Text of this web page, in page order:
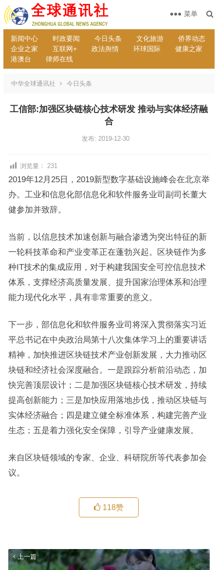
新闻中心 时政要闻 今日头条 文化旅游
侨界动态
企业之家
互联网+ 政法舆情 环球国际
健康之家
港澳台
律师在线
菜单
中华全球通讯社 今日头条
工信部:加强区块链核心技术研发 推动与实体经济融
合
发布: 2019-12-30
浏览量： 231
2019年12月25日，2019新型数字基础设施峰会在北京举
办。工业和信息化部信息化和软件服务业司副司长董大
健参加并致辞。
当前，以信息技术加速创新与融合渗透为突出特征的新
一轮科技革命和产业变革正在蓬勃兴起。区块链作为多
种IT技术的集成应用，对于构建我国安全可控信息技术
体系，支撑经济高质量发展、提升国家治理体系和治理
能力现代化水平，具有非常重要的意义。
下一步，部信息化和软件服务业司将深入贯彻落实习近
平总书记在中央政治局第十八次集体学习上的重要讲话
精神，加快推进区块链技术产业创新发展，大力推动区
块链和经济社会深度融合。一是跟踪分析前沿动态，加
快完善顶层设计；二是加强区块链核心技术研发，持续
提高创新能力；三是加快应用落地步伐，推动区块链与
实体经济融合；四是建立健全标准体系，构建完善产业
生态；五是着力强化安全保障，引导产业健康发展。
来自区块链领域的专家、企业、科研院所等代表参加会
议。
118赞
上一篇